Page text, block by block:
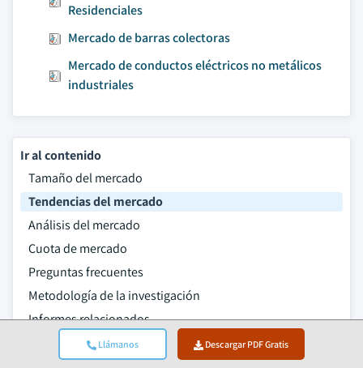
Llámanos Descargar PDF Gratis
Residenciales
Mercado de barras colectoras
Mercado de conductos eléctricos no metálicos
industriales
Ir al contenido
Tamaño del mercado
Tendencias del mercado
Análisis del mercado
Cuota de mercado
Preguntas frecuentes
Metodología de la investigación
Informes relacionados
Descargar PDF Gratis